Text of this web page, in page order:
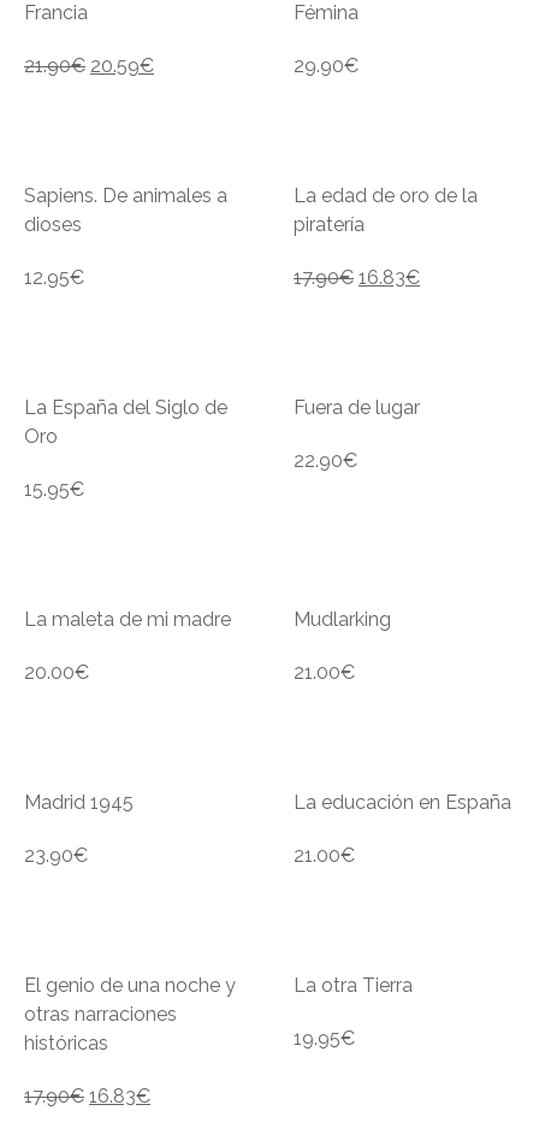
Francia
21.90€ 20.59€
Fémina
29.90€
Sapiens. De animales a
dioses
12.95€
La edad de oro de la
piratería
17.90€ 16.83€
La España del Siglo de
Oro
15.95€
Fuera de lugar
22.90€
La maleta de mi madre
20.00€
Mudlarking
21.00€
Madrid 1945
23.90€
La educación en España
21.00€
El genio de una noche y
otras narraciones
históricas
17.90€ 16.83€
La otra Tierra
19.95€